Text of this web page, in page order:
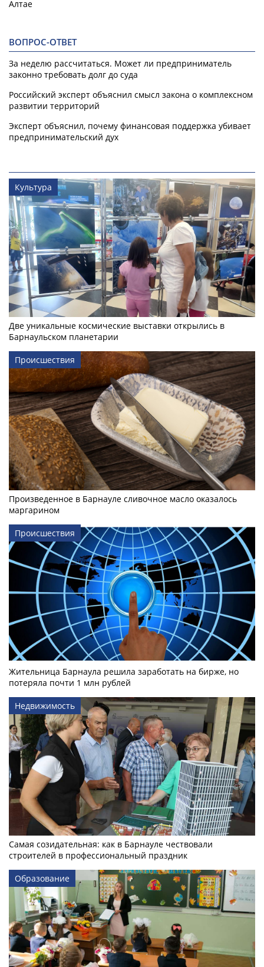
Алтае
ВОПРОС-ОТВЕТ
За неделю рассчитаться. Может ли предприниматель
законно требовать долг до суда
Российский эксперт объяснил смысл закона о комплексном
развитии территорий
Эксперт объяснил, почему финансовая поддержка убивает
предпринимательский дух
Культура
Две уникальные космические выставки открылись в
Барнаульском планетарии
Происшествия
Произведенное в Барнауле сливочное масло оказалось
маргарином
Происшествия
Жительница Барнаула решила заработать на бирже, но
потеряла почти 1 млн рублей
Недвижимость
Самая созидательная: как в Барнауле чествовали
строителей в профессиональный праздник
Образование